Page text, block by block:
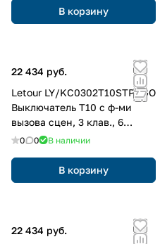
В корзину
22 434 руб.
Letour LY/KC0302T10STPRGO
Выключатель Т10 с ф-ми
вызова сцен, 3 клав., 6
кнопок, пластик, закругл.,
0 0 В наличии
В корзину
22 434 руб.